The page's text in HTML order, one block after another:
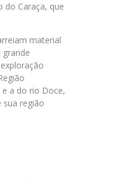
do Caraça, que
material
a do rio Doce,
sua região